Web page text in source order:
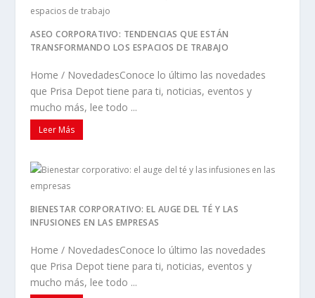
ASEO CORPORATIVO: TENDENCIAS QUE ESTÁN
TRANSFORMANDO LOS ESPACIOS DE TRABAJO
Home / NovedadesConoce lo último las novedades
que Prisa Depot tiene para ti, noticias, eventos y
mucho más, lee todo ...
Leer Más
BIENESTAR CORPORATIVO: EL AUGE DEL TÉ Y LAS
INFUSIONES EN LAS EMPRESAS
Home / NovedadesConoce lo último las novedades
que Prisa Depot tiene para ti, noticias, eventos y
mucho más, lee todo ...